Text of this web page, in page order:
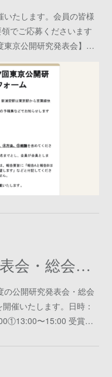
たします。会員の皆様
でご応募くださいます
東京公開研究発表会】…
2024年度公開研究発表会・総会及び「沖縄文化協会賞」授賞式
公開研究発表会・総会
催いたします。日時：
〜15:00 受賞…